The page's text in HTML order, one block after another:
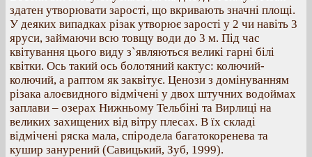
здатен утворювати зарості, що вкривають значні площі.
У деяких випадках різак утворює зарості у 2 чи навіть 3
яруси, займаючи всю товщу води до 3 м. Під час
квітування цього виду з`являються великі гарні білі
квітки. Ось такий ось болотяний кактус: колючий-
колючий, а раптом як заквітує. Ценози з домінуванням
різака алоєвидного відмічені у двох штучних водоймах
заплави – озерах Нижньому Тельбіні та Вирлиці на
великих захищених від вітру плесах. В їх складі
відмічені ряска мала, спіродела багатокоренева та
кушир занурений (Савицький, Зуб, 1999).